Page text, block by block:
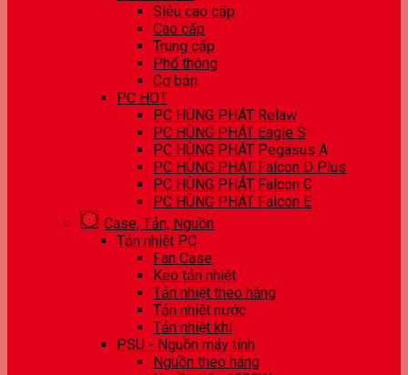
Siêu cao cấp
Cao cấp
Trung cấp
Phổ thông
Cơ bản
PC HOT
PC HÙNG PHÁT Relaw
PC HÙNG PHÁT Eagle S
PC HÙNG PHÁT Pegasus A
PC HÙNG PHÁT Falcon D Plus
PC HÙNG PHÁT Falcon C
PC HÙNG PHÁT Falcon E
Case, Tản, Nguồn
Tản nhiệt PC
Fan Case
Keo tản nhiệt
Tản nhiệt theo hãng
Tản nhiệt nước
Tản nhiệt khí
PSU - Nguồn máy tính
Nguồn theo hãng